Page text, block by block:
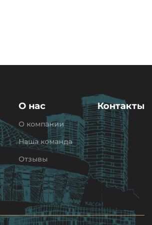
О нас
О компании
Наша команда
Отзывы
Контакты